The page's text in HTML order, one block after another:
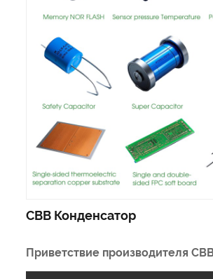
CBB Конденсатор
Приветствие производителя